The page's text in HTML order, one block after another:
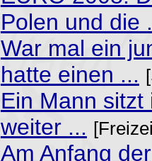
Polen und die
War mal ein
hatte einen ...
Ein Mann sitzt
weiter ...
Am Anfang